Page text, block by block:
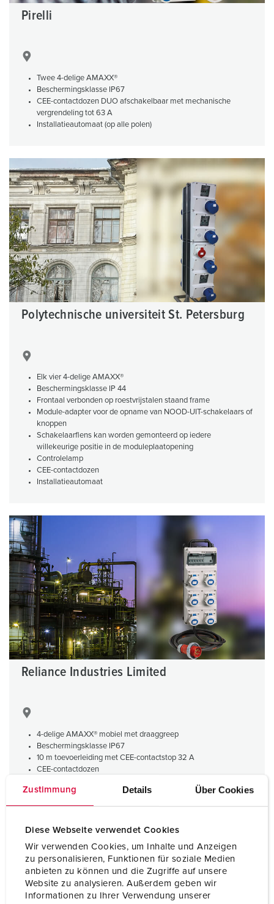
Zustimmung Details Über Cookies
Diese Webseite verwendet Cookies
Wir verwenden Cookies, um Inhalte und Anzeigen
zu personalisieren, Funktionen für soziale Medien
anbieten zu können und die Zugriffe auf unsere
Website zu analysieren. Außerdem geben wir
Informationen zu Ihrer Verwendung unserer
Pirelli
Twee 4-delige AMAXX®
Beschermingsklasse IP67
CEE-contactdozen DUO afschakelbaar met mechanische
vergrendeling tot 63 A
Installatieautomaat (op alle polen)
Polytechnische universiteit St. Petersburg
Elk vier 4-delige AMAXX®
Beschermingsklasse IP 44
Frontaal verbonden op roestvrijstalen staand frame
Module-adapter voor de opname van NOOD-UIT-schakelaars of
knoppen
Schakelaarflens kan worden gemonteerd op iedere
willekeurige positie in de moduleplaatopening
Controlelamp
CEE-contactdozen
Installatieautomaat
Reliance Industries Limited
4-delige AMAXX® mobiel met draaggreep
Beschermingsklasse IP67
10 m toevoerleiding met CEE-contactstop 32 A
CEE-contactdozen